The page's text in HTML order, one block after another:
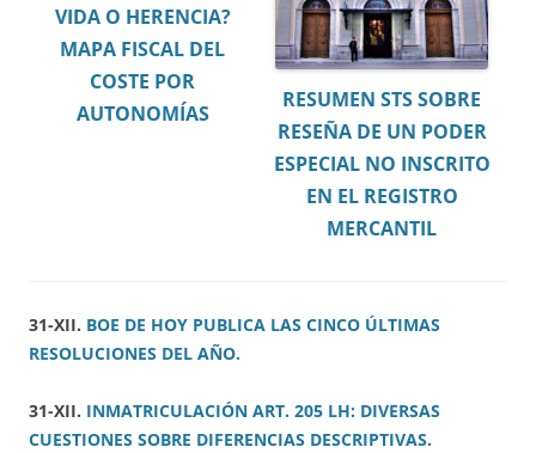
VIDA O HERENCIA?
MAPA FISCAL DEL
COSTE POR
AUTONOMÍAS
RESUMEN STS SOBRE
RESEÑA DE UN PODER
ESPECIAL NO INSCRITO
EN EL REGISTRO
MERCANTIL
31-XII. BOE DE HOY PUBLICA LAS CINCO ÚLTIMAS
RESOLUCIONES DEL AÑO.
31-XII. INMATRICULACIÓN ART. 205 LH: DIVERSAS
CUESTIONES SOBRE DIFERENCIAS DESCRIPTIVAS.